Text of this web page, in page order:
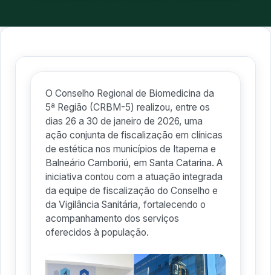
O Conselho Regional de Biomedicina da
5ª Região (CRBM-5) realizou, entre os
dias 26 a 30 de janeiro de 2026, uma
ação conjunta de fiscalização em clínicas
de estética nos municípios de Itapema e
Balneário Camboriú, em Santa Catarina. A
iniciativa contou com a atuação integrada
da equipe de fiscalização do Conselho e
da Vigilância Sanitária, fortalecendo o
acompanhamento dos serviços
oferecidos à população.